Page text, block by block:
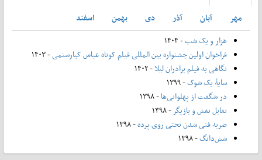
مهر
آبان آذر دی بهمن
اسفند
هزار و یک شب- ۱۴۰۴
فراخوان اولین جشنواره بین المللی فیلم کوتاه عباس کیارستمی- ۱۴۰۳
نگاهی به فیلم برادران لیلا- ۱۴۰۲
سایۀ یک شوک- ۱۳۹۹
در شگفت از پهلوانی‌ها- ۱۳۹۸
تقابل نقش و بازیگر- ۱۳۹۸
ضربه فنی شدن تختی روی پرده- ۱۳۹۸
شش‌دانگ- ۱۳۹۸